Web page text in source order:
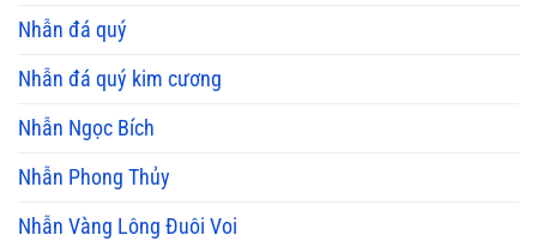
Nhẫn đá quý
Nhẫn đá quý kim cương
Nhẫn Ngọc Bích
Nhẫn Phong Thủy
Nhẫn Vàng Lông Đuôi Voi